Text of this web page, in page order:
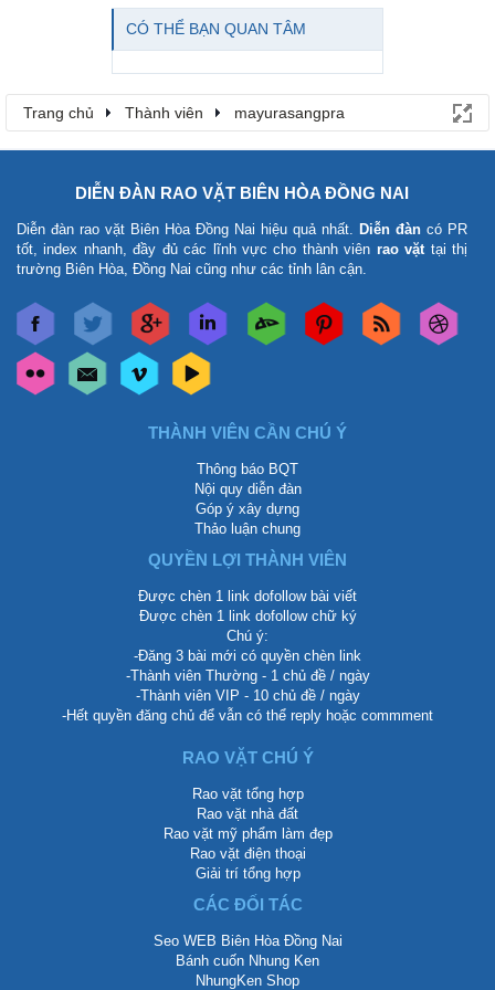
CÓ THỂ BẠN QUAN TÂM
Trang chủ Thành viên mayurasangpra
DIỄN ĐÀN RAO VẶT BIÊN HÒA ĐỒNG NAI
Diễn đàn rao vặt Biên Hòa Đồng Nai hiệu quả nhất. Diễn đàn có PR
tốt, index nhanh, đầy đủ các lĩnh vực cho thành viên rao vặttại thị
trường Biên Hòa, Đồng Nai cũng như các tỉnh lân cận.
THÀNH VIÊN CẦN CHÚ Ý
Thông báo BQT
Nội quy diễn đàn
Góp ý xây dựng
Thảo luận chung
QUYỀN LỢI THÀNH VIÊN
Được chèn 1 link dofollow bài viết
Được chèn 1 link dofollow chữ ký
Chú ý:
-Đăng 3 bài mới có quyền chèn link
-Thành viên Thường - 1 chủ đề / ngày
-Thành viên VIP - 10 chủ đề / ngày
-Hết quyền đăng chủ để vẫn có thể reply hoặc commment
RAO VẶT CHÚ Ý
Rao vặt tổng hợp
Rao vặt nhà đất
Rao vặt mỹ phẩm làm đẹp
Rao vặt điện thoại
Giải trí tổng hợp
CÁC ĐỐI TÁC
Seo WEB Biên Hòa Đồng Nai
Bánh cuốn Nhung Ken
NhungKen Shop